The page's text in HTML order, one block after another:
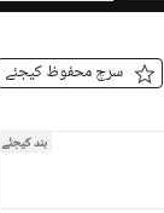
سرچ محفوظ کیجئے
بند کیجئے